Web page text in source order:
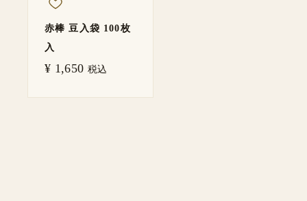
赤棒 豆入袋 100枚
入
¥ 1,650 税込